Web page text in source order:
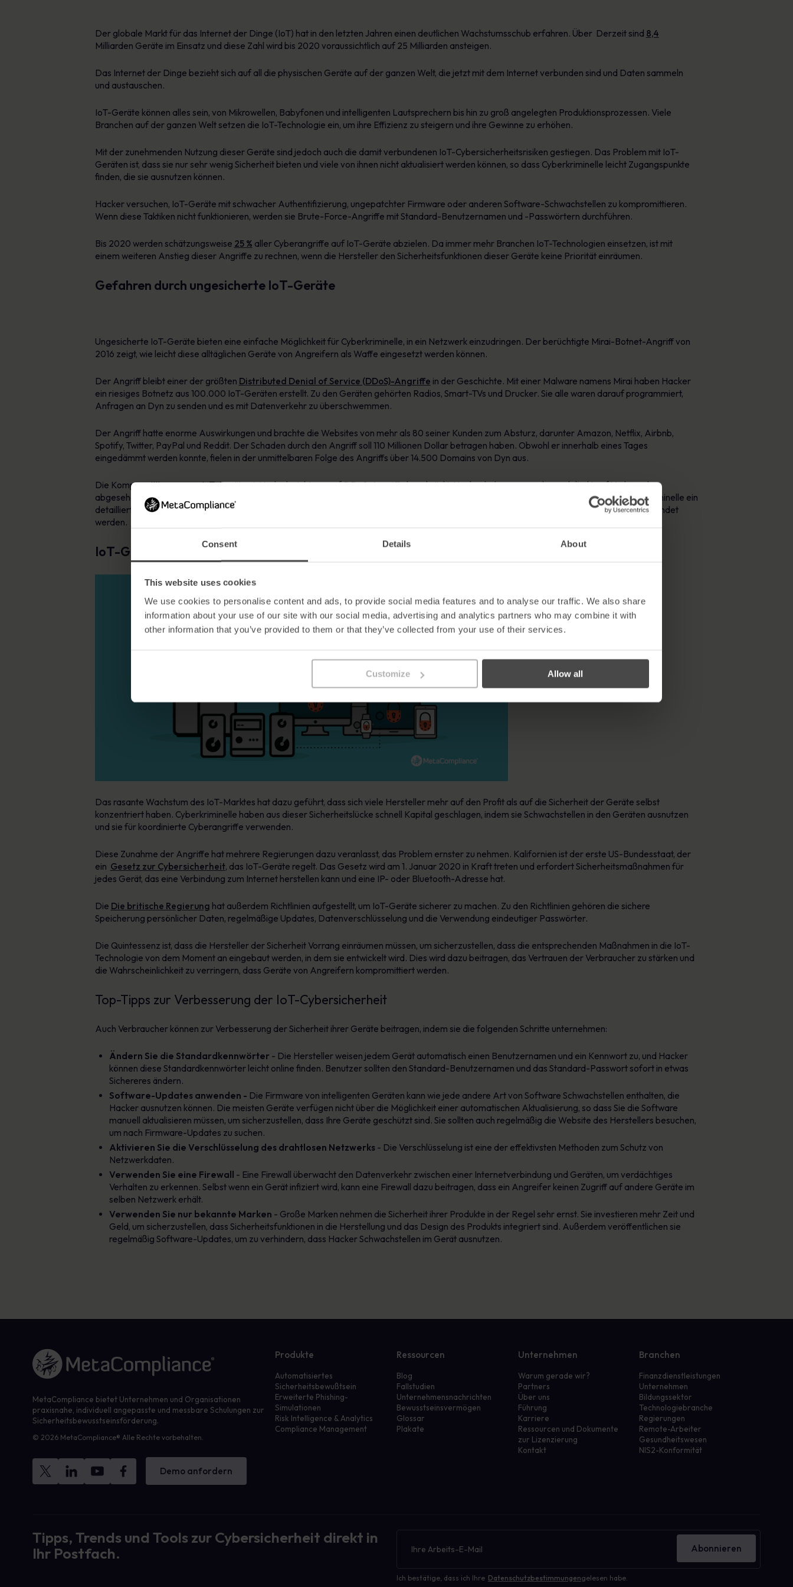
Consent Details About
This website uses cookies
We use cookies to personalise content and ads, to provide social media features and to analyse our traffic. We also share
information about your use of our site with our social media, advertising and analytics partners who may combine it with
other information that you’ve provided to them or that they’ve collected from your use of their services.
Customize Allow all
Der globale Markt für das Internet der Dinge (IoT) hat in den letzten Jahren einen deutlichen Wachstumsschub erfahren. Über Derzeit sind 8,4
Milliarden Geräte im Einsatz und diese Zahl wird bis 2020 voraussichtlich auf 25 Milliarden ansteigen.
Das Internet der Dinge bezieht sich auf all die physischen Geräte auf der ganzen Welt, die jetzt mit dem Internet verbunden sind und Daten sammeln
und austauschen.
IoT-Geräte können alles sein, von Mikrowellen, Babyfonen und intelligenten Lautsprechern bis hin zu groß angelegten Produktionsprozessen. Viele
Branchen auf der ganzen Welt setzen die IoT-Technologie ein, um ihre Effizienz zu steigern und ihre Gewinne zu erhöhen.
Mit der zunehmenden Nutzung dieser Geräte sind jedoch auch die damit verbundenen IoT-Cybersicherheitsrisiken gestiegen. Das Problem mit IoT-
Geräten ist, dass sie nur sehr wenig Sicherheit bieten und viele von ihnen nicht aktualisiert werden können, so dass Cyberkriminelle leicht Zugangspunkte
finden, die sie ausnutzen können.
Hacker versuchen, IoT-Geräte mit schwacher Authentifizierung, ungepatchter Firmware oder anderen Software-Schwachstellen zu kompromittieren.
Wenn diese Taktiken nicht funktionieren, werden sie Brute-Force-Angriffe mit Standard-Benutzernamen und -Passwörtern durchführen.
Bis 2020 werden schätzungsweise 25 % aller Cyberangriffe auf IoT-Geräte abzielen. Da immer mehr Branchen IoT-Technologien einsetzen, ist mit
einem weiteren Anstieg dieser Angriffe zu rechnen, wenn die Hersteller den Sicherheitsfunktionen dieser Geräte keine Priorität einräumen.
Gefahren durch ungesicherte IoT-Geräte
Ungesicherte IoT-Geräte bieten eine einfache Möglichkeit für Cyberkriminelle, in ein Netzwerk einzudringen. Der berüchtigte Mirai-Botnet-Angriff von
2016 zeigt, wie leicht diese alltäglichen Geräte von Angreifern als Waffe eingesetzt werden können.
Der Angriff bleibt einer der größten Distributed Denial of Service (DDoS)-Angriffe in der Geschichte. Mit einer Malware namens Mirai haben Hacker
ein riesiges Botnetz aus 100.000 IoT-Geräten erstellt. Zu den Geräten gehörten Radios, Smart-TVs und Drucker. Sie alle waren darauf programmiert,
Anfragen an Dyn zu senden und es mit Datenverkehr zu überschwemmen.
Der Angriff hatte enorme Auswirkungen und brachte die Websites von mehr als 80 seiner Kunden zum Absturz, darunter Amazon, Netflix, Airbnb,
Spotify, Twitter, PayPal und Reddit. Der Schaden durch den Angriff soll 110 Millionen Dollar betragen haben. Obwohl er innerhalb eines Tages
eingedämmt werden konnte, fielen in der unmittelbaren Folge des Angriffs über 14.500 Domains von Dyn aus.
Die Kompromittierung von IoT-Geräten ist jedoch nicht nur auf DDoS-Angriffe beschränkt. Hacker haben es zunehmend direkt auf Verbraucher
abgesehen, um deren persönliche Daten zu stehlen. Diese Geräte können riesige Mengen sensibler Daten übertragen, mit deren Hilfe sich Kriminelle ein
detailliertes Bild von ihrem Opfer machen können. Diese Informationen können dann bei der sorgfältigen Ausarbeitung eines Anschlags verwendet
werden.
IoT-Geräte absichern
Das rasante Wachstum des IoT-Marktes hat dazu geführt, dass sich viele Hersteller mehr auf den Profit als auf die Sicherheit der Geräte selbst
konzentriert haben. Cyberkriminelle haben aus dieser Sicherheitslücke schnell Kapital geschlagen, indem sie Schwachstellen in den Geräten ausnutzen
und sie für koordinierte Cyberangriffe verwenden.
Diese Zunahme der Angriffe hat mehrere Regierungen dazu veranlasst, das Problem ernster zu nehmen. Kalifornien ist der erste US-Bundesstaat, der
ein Gesetz zur Cybersicherheit, das IoT-Geräte regelt. Das Gesetz wird am 1. Januar 2020 in Kraft treten und erfordert Sicherheitsmaßnahmen für
jedes Gerät, das eine Verbindung zum Internet herstellen kann und eine IP- oder Bluetooth-Adresse hat.
Die Die britische Regierung hat außerdem Richtlinien aufgestellt, um IoT-Geräte sicherer zu machen. Zu den Richtlinien gehören die sichere
Speicherung persönlicher Daten, regelmäßige Updates, Datenverschlüsselung und die Verwendung eindeutiger Passwörter.
Die Quintessenz ist, dass die Hersteller der Sicherheit Vorrang einräumen müssen, um sicherzustellen, dass die entsprechenden Maßnahmen in die IoT-
Technologie von dem Moment an eingebaut werden, in dem sie entwickelt wird. Dies wird dazu beitragen, das Vertrauen der Verbraucher zu stärken und
die Wahrscheinlichkeit zu verringern, dass Geräte von Angreifern kompromittiert werden.
Top-Tipps zur Verbesserung der IoT-Cybersicherheit
Auch Verbraucher können zur Verbesserung der Sicherheit ihrer Geräte beitragen, indem sie die folgenden Schritte unternehmen:
Ändern Sie die Standardkennwörter - Die Hersteller weisen jedem Gerät automatisch einen Benutzernamen und ein Kennwort zu, und Hacker
können diese Standardkennwörter leicht online finden. Benutzer sollten den Standard-Benutzernamen und das Standard-Passwort sofort in etwas
Sichereres ändern.
Software-Updates anwenden - Die Firmware von intelligenten Geräten kann wie jede andere Art von Software Schwachstellen enthalten, die
Hacker ausnutzen können. Die meisten Geräte verfügen nicht über die Möglichkeit einer automatischen Aktualisierung, so dass Sie die Software
manuell aktualisieren müssen, um sicherzustellen, dass Ihre Geräte geschützt sind. Sie sollten auch regelmäßig die Website des Herstellers besuchen,
um nach Firmware-Updates zu suchen.
Aktivieren Sie die Verschlüsselung des drahtlosen Netzwerks- Die Verschlüsselung ist eine der effektivsten Methoden zum Schutz von
Netzwerkdaten.
Verwenden Sie eine Firewall - Eine Firewall überwacht den Datenverkehr zwischen einer Internetverbindung und Geräten, um verdächtiges
Verhalten zu erkennen. Selbst wenn ein Gerät infiziert wird, kann eine Firewall dazu beitragen, dass ein Angreifer keinen Zugriff auf andere Geräte im
selben Netzwerk erhält.
Verwenden Sie nur bekannte Marken - Große Marken nehmen die Sicherheit ihrer Produkte in der Regel sehr ernst. Sie investieren mehr Zeit und
Geld, um sicherzustellen, dass Sicherheitsfunktionen in die Herstellung und das Design des Produkts integriert sind. Außerdem veröffentlichen sie
regelmäßig Software-Updates, um zu verhindern, dass Hacker Schwachstellen im Gerät ausnutzen.
Link zur Homepage
MetaCompliance bietet Unternehmen und Organisationen
praxisnahe, individuell angepasste und messbare Schulungen zur
Sicherheitsbewusstseinsförderung.
© 2026 MetaCompliance® Alle Rechte vorbehalten.
Demo anfordern
Produkte
Automatisiertes
Sicherheitsbewußtsein
Erweiterte Phishing-
Simulationen
Risk Intelligence & Analytics
Compliance Management
Ressourcen
Blog
Fallstudien
Unternehmensnachrichten
Bewusstseinsvermögen
Glossar
Plakate
Unternehmen
Warum gerade wir?
Partners
Über uns
Führung
Karriere
Ressourcen und Dokumente
zur Lizenzierung
Kontakt
Branchen
Finanzdienstleistungen
Unternehmen
Bildungssektor
Technologiebranche
Regierungen
Remote-Arbeiter
Gesundheitswesen
NIS2-Konformität
Tipps, Trends und Tools zur Cybersicherheit direkt in
Ihr Postfach.
Ich bestätige, dass ich Ihre Datenschutzbestimmungengelesen habe.
Abonnieren